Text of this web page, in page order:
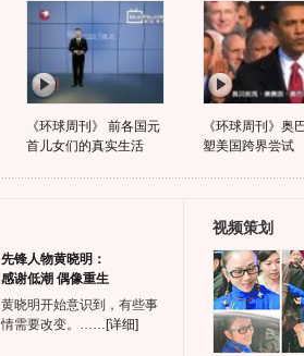
《环球周刊》 前各国元
首儿女们的真实生活
《环球周刊》奥
塑美国跨界尝试
先锋人物黄晓明：
感谢低潮 偶像重生
黄晓明开始意识到，有些事
情需要改变。…… [详细]
视频策划